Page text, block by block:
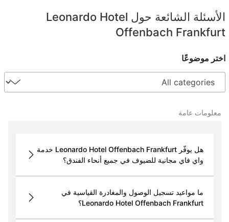
الأسئلة الشائعة حول Leonardo Hotel
Offenbach Frankfurt
اختر موضوعًا
معلومات عامة
هل يوفّر Leonardo Hotel Offenbach Frankfurt خدمة
واي فاي مجانية للضيوف في جميع أنحاء الفندق؟
ما مواعيد تسجيل الوصول والمغادرة القياسية في
Leonardo Hotel Offenbach Frankfurt؟